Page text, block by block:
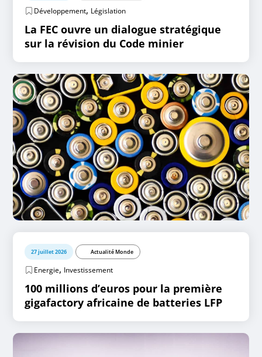
Développement, Législation
La FEC ouvre un dialogue stratégique
sur la révision du Code minier
27 juillet 2026 Actualité Monde
Energie, Investissement
100 millions d’euros pour la première
gigafactory africaine de batteries LFP